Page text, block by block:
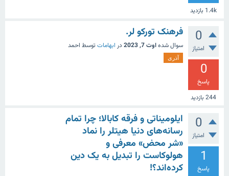
1.4k بازدید
0
امتیاز
0
پاسخ
244 بازدید
فرهنک تورکو لر.
سوال شدهاوت 7, 2023 در ابهامات توسط احمد
آذری
0
امتیاز
1
پاسخ
ایلومیناتی و فرقه کابالا؛ چرا تمام
رسانه‌های دنیا هیتلر را نماد
«شر محض» معرفی و
هولوکاست را تبدیل به یک دین
کرده‌اند؟!